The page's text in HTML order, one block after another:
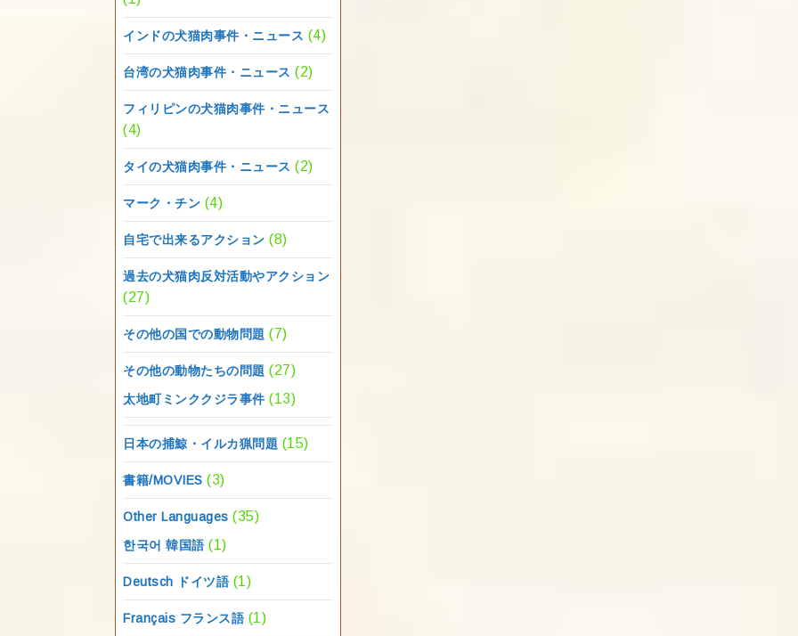
インドの犬猫肉事件・ニュース (4)
台湾の犬猫肉事件・ニュース (2)
フィリピンの犬猫肉事件・ニュース
(4)
タイの犬猫肉事件・ニュース (2)
マーク・チン (4)
自宅で出来るアクション (8)
過去の犬猫肉反対活動やアクション
(27)
その他の国での動物問題 (7)
その他の動物たちの問題 (27)
太地町ミンククジラ事件 (13)
日本の捕鯨・イルカ猟問題 (15)
書籍/MOVIES (3)
Other Languages (35)
한국어 韓国語 (1)
Deutsch ドイツ語 (1)
Français フランス語 (1)